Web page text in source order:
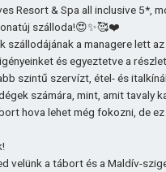
Resort & Spa all inclusive 5*,
szálloda!😍✨🥰❤️
szállodájának a managere lett az
és egyeztetve a
szintű szervízt, étel- és
számára, mint, amit tavaly
hova lehet még fokozni, de ez
velünk a tábort és a Maldív-